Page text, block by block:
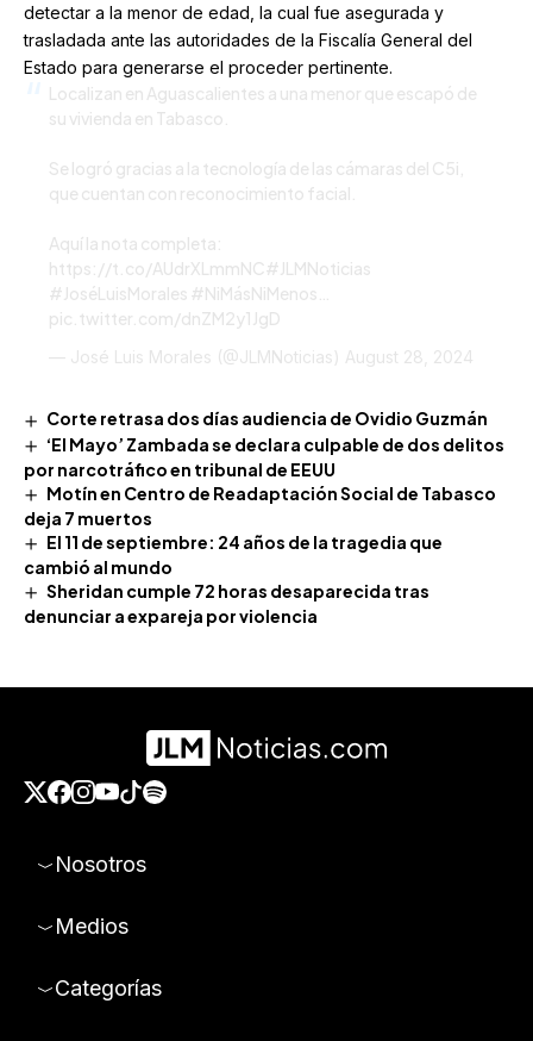
detectar a la menor de edad, la cual fue asegurada y
trasladada ante las autoridades de la Fiscalía General del
Estado para generarse el proceder pertinente.
Localizan en Aguascalientes a una menor que escapó de
su vivienda en Tabasco.
Se logró gracias a la tecnología de las cámaras del C5i,
que cuentan con reconocimiento facial.
Aquí la nota completa:
https://t.co/AUdrXLmmNC#JLMNoticias
#JoséLuisMorales #NiMásNiMenos
pic.twitter.com/dnZM2y1JgD
— José Luis Morales (@JLMNoticias) August 28, 2024
Corte retrasa dos días audiencia de Ovidio Guzmán
‘El Mayo’ Zambada se declara culpable de dos delitos
por narcotráfico en tribunal de EEUU
Motín en Centro de Readaptación Social de Tabasco
deja 7 muertos
El 11 de septiembre: 24 años de la tragedia que
cambió al mundo
Sheridan cumple 72 horas desaparecida tras
denunciar a expareja por violencia
Nosotros
Medios
Categorías